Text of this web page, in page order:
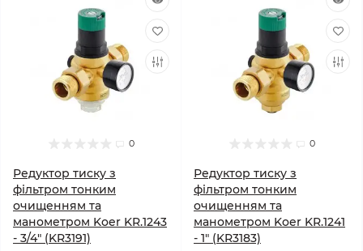
0
Редуктор тиску з
фільтром тонким
очищенням та
манометром Koer KR.1243
- 3/4" (KR3191)
0
Редуктор тиску з
фільтром тонким
очищенням та
манометром Koer KR.1241
- 1" (KR3183)